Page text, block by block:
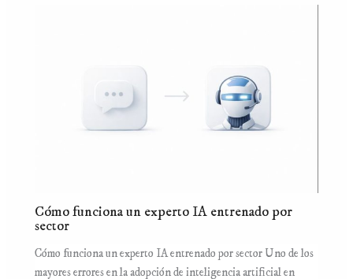
Cómo funciona un experto IA entrenado por
sector
Cómo funciona un experto IA entrenado por sector Uno de los
mayores errores en la adopción de inteligencia artificial en